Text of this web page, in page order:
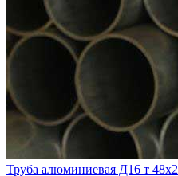
Труба алюминиевая Д16 т 48х2